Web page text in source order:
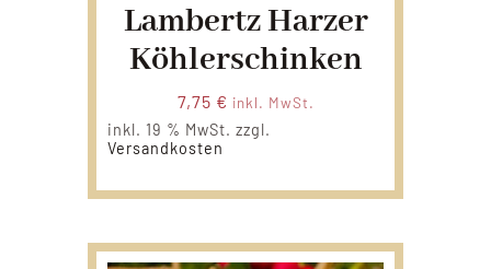
Lambertz Harzer
Köhlerschinken
7,75 € inkl. MwSt.
inkl. 19 % MwSt. zzgl.
Versandkosten